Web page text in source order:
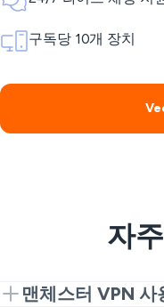
구독당 10개 장치
자
맨체스터 VPN 사